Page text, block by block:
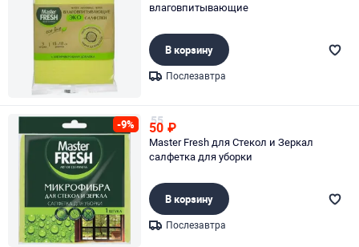
влаговпитывающие
В корзину
Послезавтра
-9% 55
50 ₽
Master Fresh для Стекол и Зеркал
салфетка для уборки
В корзину
Послезавтра